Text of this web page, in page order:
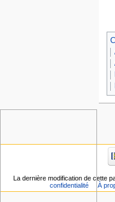
La dernière modification de cette
confidentialité
À